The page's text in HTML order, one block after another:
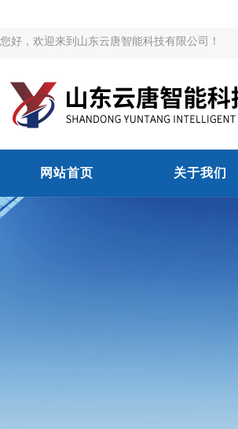
您好，欢迎来到山东云唐智能科技有限公司！
网站首页 关于我们